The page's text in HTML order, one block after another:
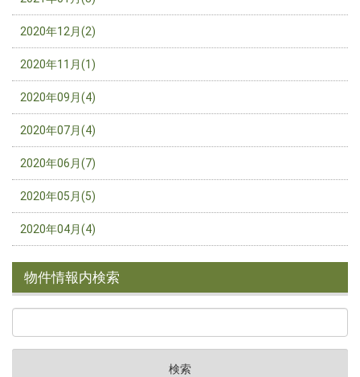
2020年12月(2)
2020年11月(1)
2020年09月(4)
2020年07月(4)
2020年06月(7)
2020年05月(5)
2020年04月(4)
物件情報内検索